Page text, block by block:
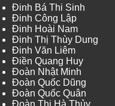
Đinh Bá Thi Sinh
Đinh Công Lập
Đinh Hoài Nam
Đinh Thị Thùy Dung
Đinh Văn Liêm
Điền Quang Huy
Đoàn Nhật Minh
Đoàn Quốc Dũng
Đoàn Quốc Quân
Đoàn Thị Hà Thủy